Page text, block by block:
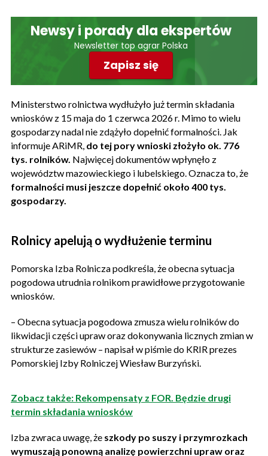
Newsy i porady dla ekspertów
Newsletter top agrar Polska
Zapisz się
Ministerstwo rolnictwa wydłużyło już termin składania
wniosków z 15 maja do 1 czerwca 2026 r. Mimo to wielu
gospodarzy nadal nie zdążyło dopełnić formalności. Jak
informuje ARiMR, do tej pory wnioski złożyło ok. 776
tys. rolników. Najwięcej dokumentów wpłynęło z
województw mazowieckiego i lubelskiego. Oznacza to, że
formalności musi jeszcze dopełnić około 400 tys.
gospodarzy.
Rolnicy apelują o wydłużenie terminu
Pomorska Izba Rolnicza podkreśla, że obecna sytuacja
pogodowa utrudnia rolnikom prawidłowe przygotowanie
wniosków.
– Obecna sytuacja pogodowa zmusza wielu rolników do
likwidacji części upraw oraz dokonywania licznych zmian w
strukturze zasiewów – napisał w piśmie do KRIR prezes
Pomorskiej Izby Rolniczej Wiesław Burzyński.
Zobacz także: Rekompensaty z FOR. Będzie drugi
termin składania wniosków
Izba zwraca uwagę, że szkody po suszy i przymrozkach
wymuszają ponowną analizę powierzchni upraw oraz